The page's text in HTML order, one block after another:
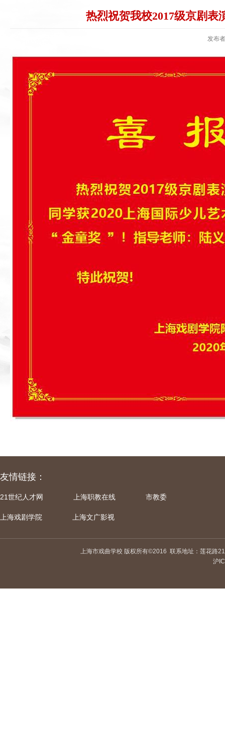
热烈祝贺我校2017级京剧表
发布
友情链接：
21世纪人才网 上海职教在线 市教委
上海戏剧学院 上海文广影视
上海市戏曲学校 版权所有©2016 联系地址：莲花路
沪